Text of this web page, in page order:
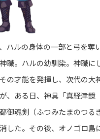
ハルの身体の一部と弓を奪
職。ハルの幼馴染。神職に
の才能を発揮し、次代の大
、ある日、神具「真経津鏡
御魂剣（ふつみたまのつる
した。その後、オノゴロ島